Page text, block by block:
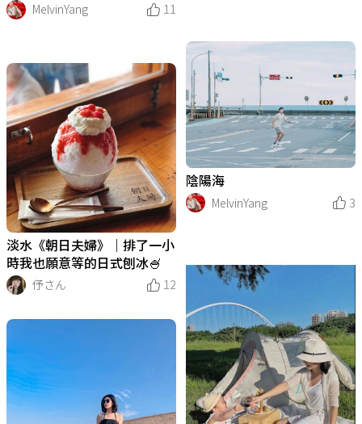
MelvinYang
11
陰陽海
MelvinYang
3
淡水《朝日夫婦》｜排了一小
時我也願意等的日式刨冰🍧
伃さん
12